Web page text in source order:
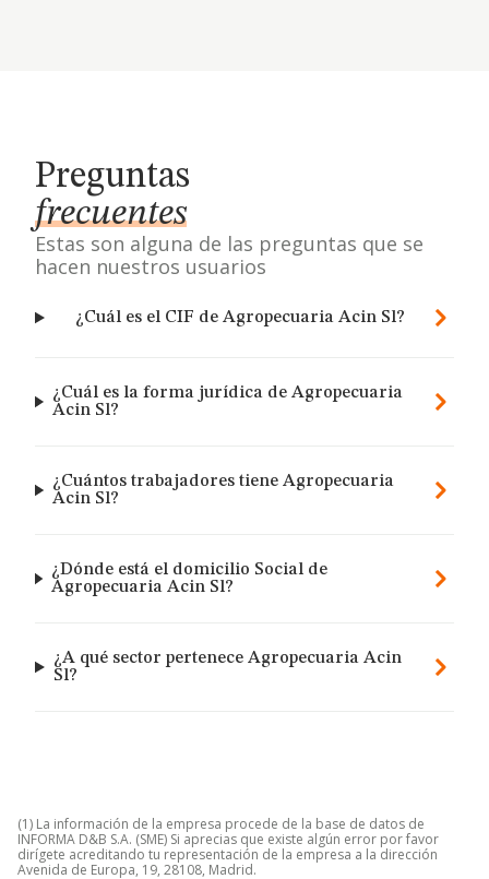
Preguntas
frecuentes
Estas son alguna de las preguntas que se
hacen nuestros usuarios
¿Cuál es el CIF de Agropecuaria Acin Sl?
¿Cuál es la forma jurídica de Agropecuaria
Acin Sl?
¿Cuántos trabajadores tiene Agropecuaria
Acin Sl?
¿Dónde está el domicilio Social de
Agropecuaria Acin Sl?
¿A qué sector pertenece Agropecuaria Acin
Sl?
(1) La información de la empresa procede de la base de datos de
INFORMA D&B S.A. (SME) Si aprecias que existe algún error por favor
dirígete acreditando tu representación de la empresa a la dirección
Avenida de Europa, 19, 28108, Madrid.